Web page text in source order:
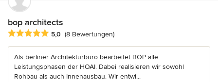
bop architects
Durchschnittliche Bewertung: 5 von 5 Sternen
5,0 (8 Bewertungen)
Als berliner Architekturbüro bearbeitet BOP alle
Leistungsphasen der HOAI. Dabei realisieren wir sowohl
Rohbau als auch Innenausbau. Wir entwi...